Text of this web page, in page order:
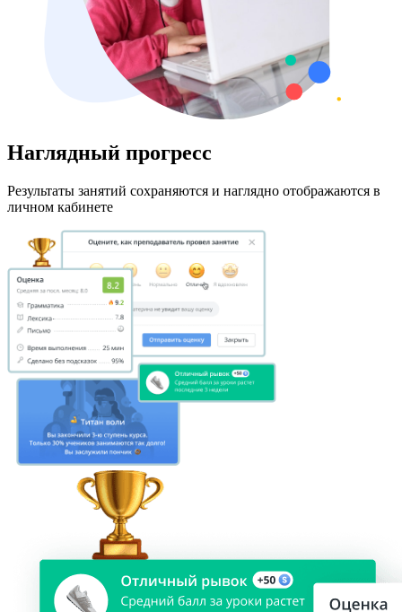
Наглядный прогресс
Результаты занятий сохраняются и наглядно отображаются в
личном кабинете